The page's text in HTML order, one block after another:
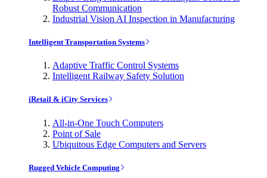
Robust Communication
Industrial Vision AI Inspection in Manufacturing
Intelligent Transportation Systems
Adaptive Traffic Control Systems
Intelligent Railway Safety Solution
iRetail & iCity Services
All-in-One Touch Computers
Point of Sale
Ubiquitous Edge Computers and Servers
Rugged Vehicle Computing